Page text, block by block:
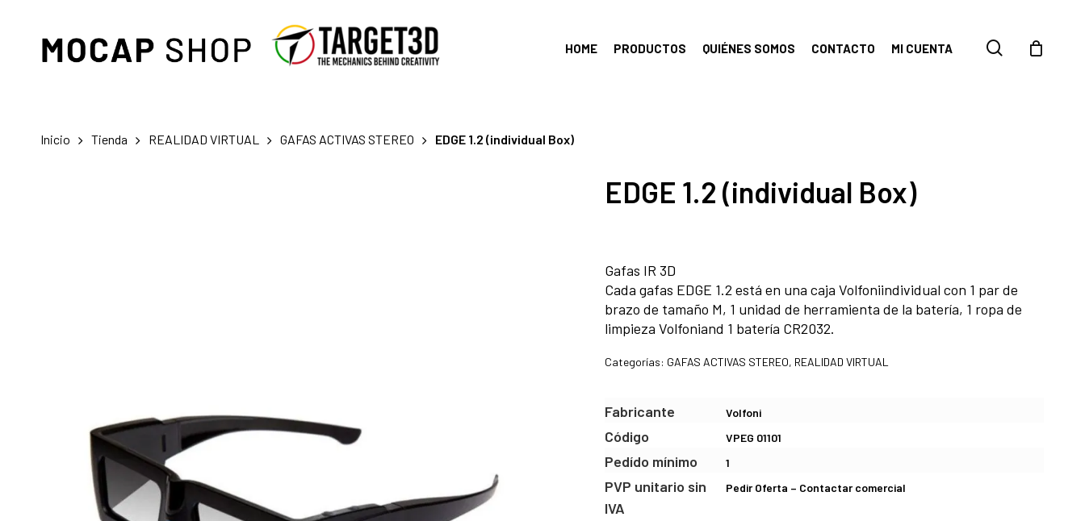
HOME PRODUCTOS QUIÉNES SOMOS CONTACTO MI CUENTA search
Inicio Tienda REALIDAD VIRTUAL GAFAS ACTIVAS STEREO EDGE 1.2 (individual Box)
EDGE 1.2 (individual Box)
Gafas IR 3D
Cada gafas EDGE 1.2 está en una caja Volfoniindividual con 1 par de
brazo de tamaño M, 1 unidad de herramienta de la batería, 1 ropa de
limpieza Volfoniand 1 batería CR2032.
Categorías: GAFAS ACTIVAS STEREO, REALIDAD VIRTUAL
Fabricante Volfoni
Código VPEG 01101
Pedído mínimo 1
PVP unitario sin
IVA
Pedir Oferta – Contactar comercial